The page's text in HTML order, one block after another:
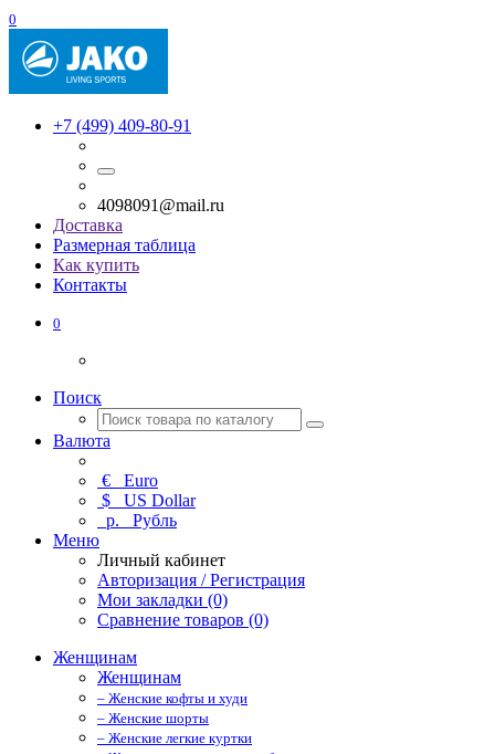
0
+7 (499) 409-80-91
4098091@mail.ru
Доставка
Размерная таблица
Как купить
Контакты
0
Поиск
Валюта
€ Euro
$ US Dollar
р. Рубль
Меню
Личный кабинет
Авторизация / Регистрация
Мои закладки (0)
Сравнение товаров (0)
Женщинам
Женщинам
– Женские кофты и худи
– Женские шорты
– Женские легкие куртки